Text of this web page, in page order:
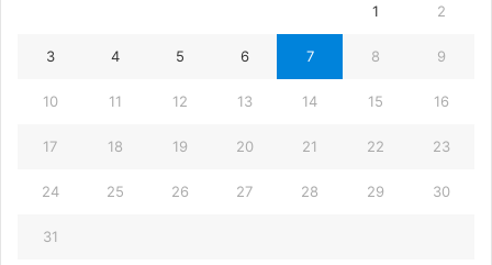
1 2
3 4 5 6 7 8 9
10 11 12 13 14 15 16
17 18 19 20 21 22 23
24 25 26 27 28 29 30
31